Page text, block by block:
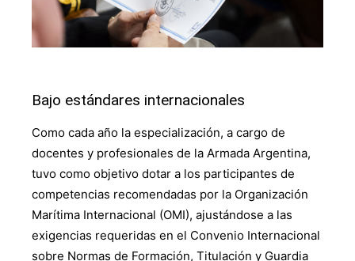
Bajo estándares internacionales
Como cada año la especialización, a cargo de
docentes y profesionales de la Armada Argentina,
tuvo como objetivo dotar a los participantes de
competencias recomendadas por la Organización
Marítima Internacional (OMI), ajustándose a las
exigencias requeridas en el Convenio Internacional
sobre Normas de Formación, Titulación y Guardia